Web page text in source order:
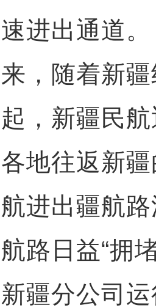
进出通道。
随着新疆
，新疆民
地往返新
进出疆航
路日益“拥
分公司运